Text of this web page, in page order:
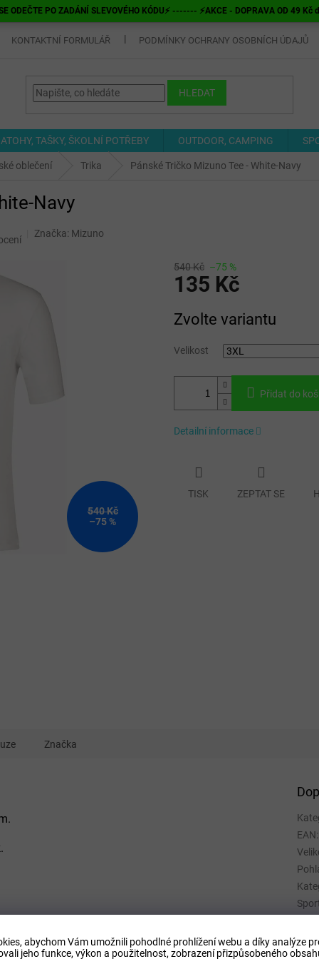
abychom Vám umožnili pohodlné prohlížení webu a díky analýze
jeho funkce, výkon a použitelnost, zobrazení přizpůsobeného
ODEČTE PO ZADÁNÍ SLEVOVÉHO KÓDU⚡ ------- ⚡AKCE - DOPRAVA OD 49
KONTAKTNÍ FORMULÁŘ PODMÍNKY OCHRANY OSOBNÍCH ÚDAJŮ
HLEDAT
TAŠKY, ŠKOLNÍ POTŘEBY OUTDOOR, CAMPING
oblečení Trika Pánské Tričko Mizuno Tee - White-Navy
Navy
Značka: Mizuno
540 Kč
–75 %
540 Kč –75 %
135 Kč
cena:
Zvolte variantu
Velikost
Přidat do
Detailní informace
TISK ZEPTAT SE
Značka
EAN: